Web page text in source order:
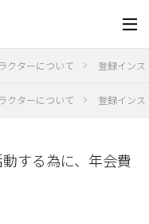
クターについて 登録イン
クターについて 登録イン
する為に、年会費